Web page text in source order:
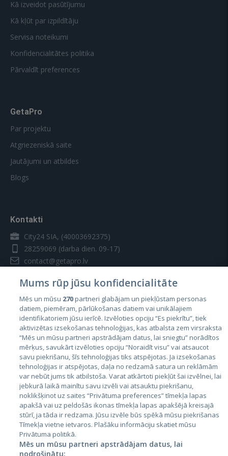
Kā izveidot pasūtījumu
Kā kļūt par izpildītāju
Servisa noteikumi
Konfidencialitātes politika
Pārvaldīt preferences
GetaPro
Par projektu
Atgriezeniskā saite
Jautājumi un atbildes
Blogs
Kontakti
City24 SIA, (40003692375)
28259069 (darba dien. 09-17)
contact@getapro.lv
Valstis
Igaunija
Latvija
Lietuva
Mums rūp jūsu konfidencialitāte
Mēs un mūsu 270partneri glabājam un piekļūstam personas
datiem, piemēram, pārlūkošanas datiem vai unikālajiem
identifikatoriem jūsu ierīcē. Izvēloties opciju “Es piekrītu”, tiek
aktivizētas izsekošanas tehnoloģijas, kas atbalsta zem virsraksta
“Mēs un mūsu partneri apstrādājam datus, lai sniegtu” norādītos
mērķus, savukārt izvēloties opciju “Noraidīt visu” vai atsaucot
savu piekrišanu, šīs tehnoloģijas tiks atspējotas. Ja izsekošanas
tehnoloģijas ir atspējotas, daļa no redzamā satura un reklāmām
var nebūt jums tik atbilstoša. Varat atkārtoti piekļūt šai izvēlnei, lai
jebkurā laikā mainītu savu izvēli vai atsauktu piekrišanu,
noklikšķinot uz saites “Privātuma preferences” tīmekļa lapas
apakšā vai uz peldošās ikonas tīmekļa lapas apakšējā kreisajā
stūrī, ja tāda ir redzama. Jūsu izvēle būs spēkā mūsu piekrišanas
Tīmekļa vietne ietvaros. Plašāku informāciju skatiet mūsu
Privātuma politikā.
Mēs un mūsu partneri apstrādājam datus, lai
nodrošinātu: